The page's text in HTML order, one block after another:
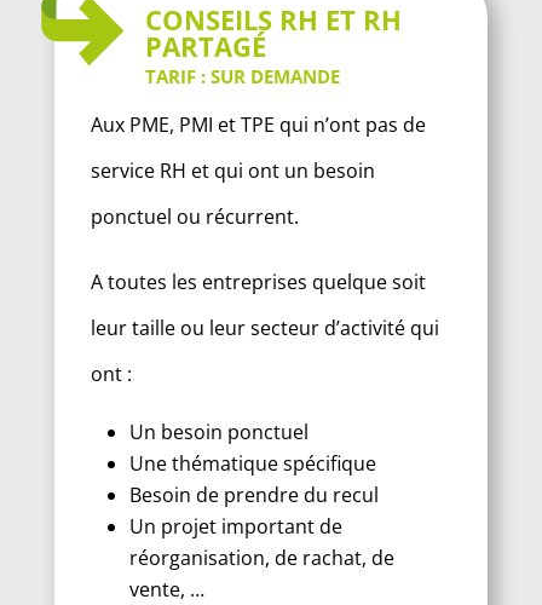
CONSEILS RH ET RH
PARTAGÉ
TARIF : SUR DEMANDE
Aux PME, PMI et TPE qui n’ont pas de
service RH et qui ont un besoin
ponctuel ou récurrent.
A toutes les entreprises quelque soit
leur taille ou leur secteur d’activité qui
ont :
Un besoin ponctuel
Une thématique spécifique
Besoin de prendre du recul
Un projet important de
réorganisation, de rachat, de
vente, …